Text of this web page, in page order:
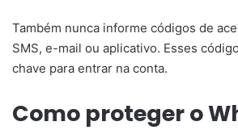
Também nunca informe códigos de
SMS, e-mail ou aplicativo. Esses
chave para entrar na conta.
Como proteger o